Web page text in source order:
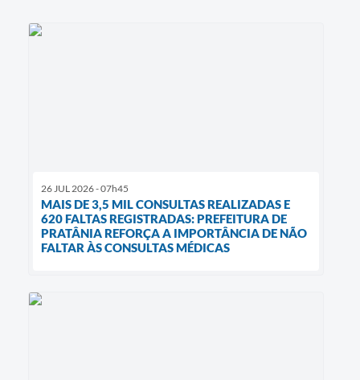
26 JUL 2026 - 07h45
MAIS DE 3,5 MIL CONSULTAS REALIZADAS E
620 FALTAS REGISTRADAS: PREFEITURA DE
PRATÂNIA REFORÇA A IMPORTÂNCIA DE NÃO
FALTAR ÀS CONSULTAS MÉDICAS